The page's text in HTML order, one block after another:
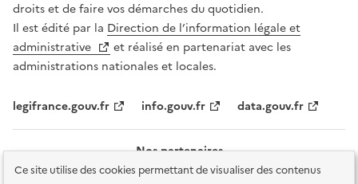
Ce site utilise des cookies permettant de visualiser des contenus
droits et de faire vos démarches du quotidien.
Il est édité par la Direction de l’information légale et
administrative
et réalisé en partenariat avec les
administrations nationales et locales.
legifrance.gouv.fr info.gouv.fr data.gouv.fr
Nos partenaires